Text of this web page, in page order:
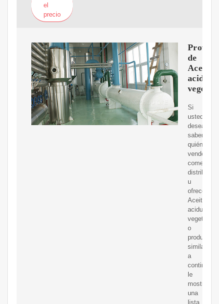
el
precio
de
Aceite
vegetal
Si
usted
desea
saber
quién
vende,
distribuye
u
ofrece
Aceite
acidulado
vegetal
o
productos
similares,
a
le
mostramos
una
lista